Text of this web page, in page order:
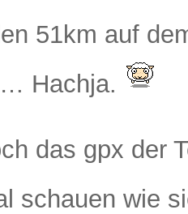
51km auf
Hachja.
das gpx der
schauen wie